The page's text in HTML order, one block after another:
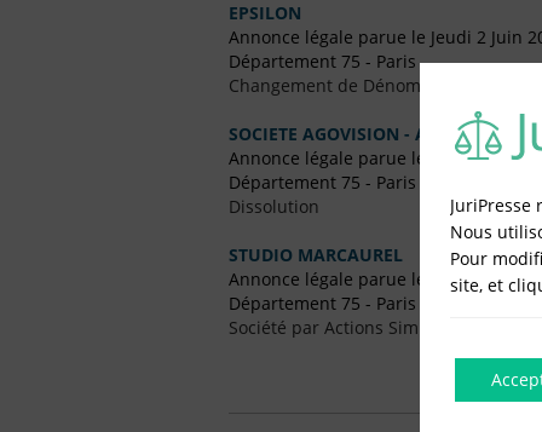
EPSILON
Annonce légale parue le Jeudi 2 Juin
Département 75 - Paris
Changement de Dénomination
SOCIETE AGOVISION -
Annonce légale parue le Jeudi 10
Département 75 - Paris
Dissolution
STUDIO MARCAUREL
Annonce légale parue le Vendredi 22
Département 75 - Paris
Société par Actions Simplifiées (SAS)
JuriPresse
Nous
Pour
site, et